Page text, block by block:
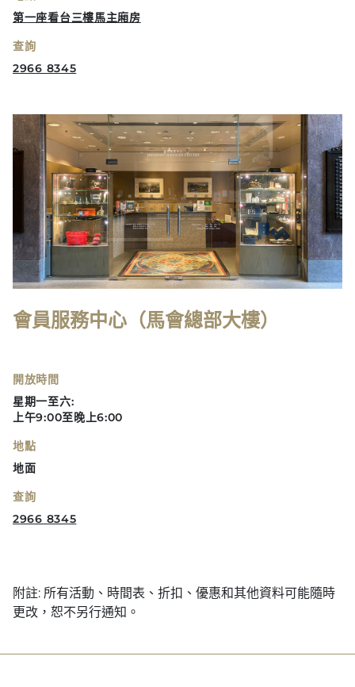
第一座看台三樓馬主廂房
查詢
2966 8345
會員服務中心（馬會總部大樓）
開放時間
星期一至六:
上午9:00至晚上6:00
地點
地面
查詢
2966 8345
附註: 所有活動、時間表、折扣、優惠和其他資料可能隨時
更改，恕不另行通知。